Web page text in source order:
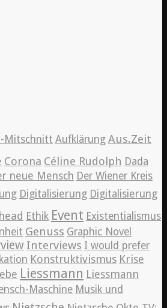
Mitschnitt Aufklärung Aus.Zeit
Corona Céline Rudolph Dada
neue Mensch Der Wiener Kreis
Digitalisierung Digitalisierung
Ethik Event Existentialismus
Genuss Graphic Novel
Interviews I would prefer
Konstruktivismus Krise
Liessmann Liessmann
Maschine Musik und